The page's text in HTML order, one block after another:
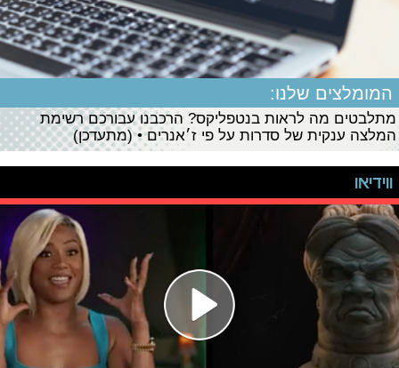
המומלצים שלנו:
מתלבטים מה לראות בנטפליקס? הרכבנו עבורכם רשימת
המלצה ענקית של סדרות על פי ז׳אנרים • (מתעדכן)
ווידיאו